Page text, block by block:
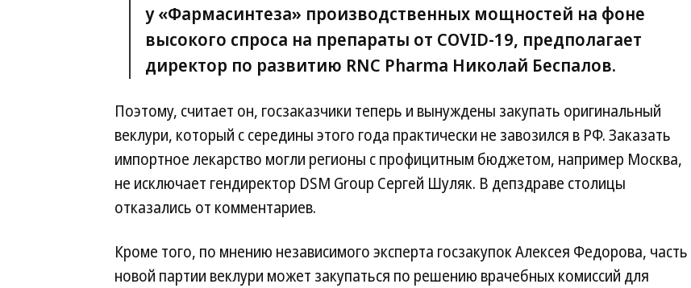
у «Фармасинтеза» производственных мощностей на фоне
высокого спроса на препараты от COVID-19, предполагает
директор по развитию RNC Pharma Николай Беспалов.
Поэтому, считает он, госзаказчики теперь и вынуждены закупать оригинальный
веклури, который с середины этого года практически не завозился в РФ. Заказать
импортное лекарство могли регионы с профицитным бюджетом, например Москва,
не исключает гендиректор DSM Group Сергей Шуляк. В депздраве столицы
отказались от комментариев.
Кроме того, по мнению независимого эксперта госзакупок Алексея Федорова, часть
новой партии веклури может закупаться по решению врачебных комиссий для